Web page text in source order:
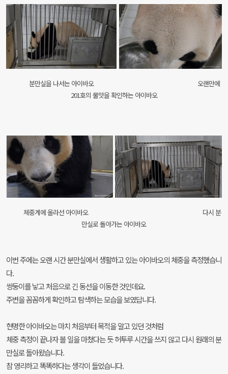
분만실을 나서는 아이바오 오랜만에
201호의 물맛을 확인하는 아이바오
체중계에 올라선 아이바오 다시 분
만실로 돌아가는 아이바오
이번 주에는 오랜 시간 분만실에서 생활하고 있는 아이바오의 체중을 측정했습니
다.
쌍둥이를 낳고 처음으로 긴 동선을 이동한 것인데요.
주변을 꼼꼼하게 확인하고 탐색하는 모습을 보였답니다.
현명한 아이바오는 마치 처음부터 목적을 알고 있던 것처럼
체중 측정이 끝나자 볼 일을 마쳤다는 듯 허투루 시간을 쓰지 않고 다시 원래의 분
만실로 돌아왔습니다.
참 영리하고 똑똑하다는 생각이 들었습니다.